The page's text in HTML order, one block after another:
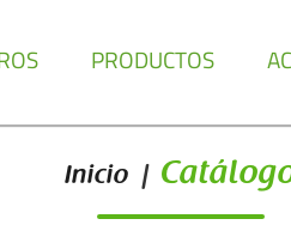
PRODUCTOS
Inicio |